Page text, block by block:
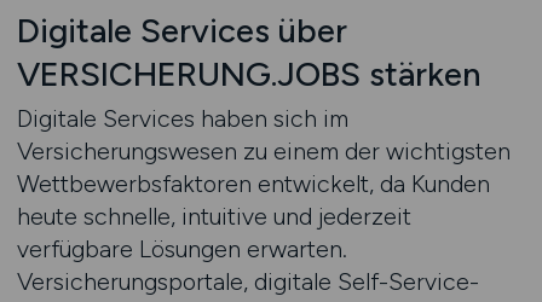
Digitale Services über
VERSICHERUNG.JOBS stärken
Digitale Services haben sich im
Versicherungswesen zu einem der wichtigsten
Wettbewerbsfaktoren entwickelt, da Kunden
heute schnelle, intuitive und jederzeit
verfügbare Lösungen erwarten.
Versicherungsportale, digitale Self-Service-